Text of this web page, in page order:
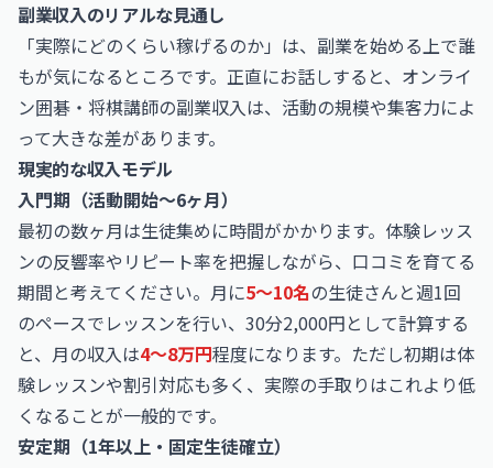
副業収入のリアルな見通し
「実際にどのくらい稼げるのか」は、副業を始める上で誰
もが気になるところです。正直にお話しすると、オンライ
ン囲碁・将棋講師の副業収入は、活動の規模や集客力によ
って大きな差があります。
現実的な収入モデル
入門期（活動開始〜6ヶ月）
最初の数ヶ月は生徒集めに時間がかかります。体験レッス
ンの反響率やリピート率を把握しながら、口コミを育てる
期間と考えてください。月に5〜10名の生徒さんと週1回
のペースでレッスンを行い、30分2,000円として計算する
と、月の収入は4〜8万円程度になります。ただし初期は体
験レッスンや割引対応も多く、実際の手取りはこれより低
くなることが一般的です。
安定期（1年以上・固定生徒確立）